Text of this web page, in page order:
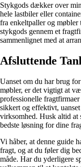
Stykgods dækker over
hele lastbiler eller
fra enkeltpaller og møbler
stykgods gennem et
sammenlignet med at
Afsluttende
Uanset om du har brug
møbler, er det vigtigt at
professionelle
sikkert og effektivt,
virksomhed. Husk altid at
bedste løsning for dine
Vi håber, at denne guide
fragt, og at du føler dig
måde. Har du yderligere